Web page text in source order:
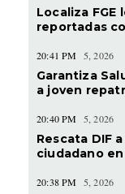
Localiza
reportadas
20:41 PM 5, 2026
Garantiza
a joven
20:40 PM 5, 2026
Rescata DIF
ciudadano
20:38 PM 5, 2026